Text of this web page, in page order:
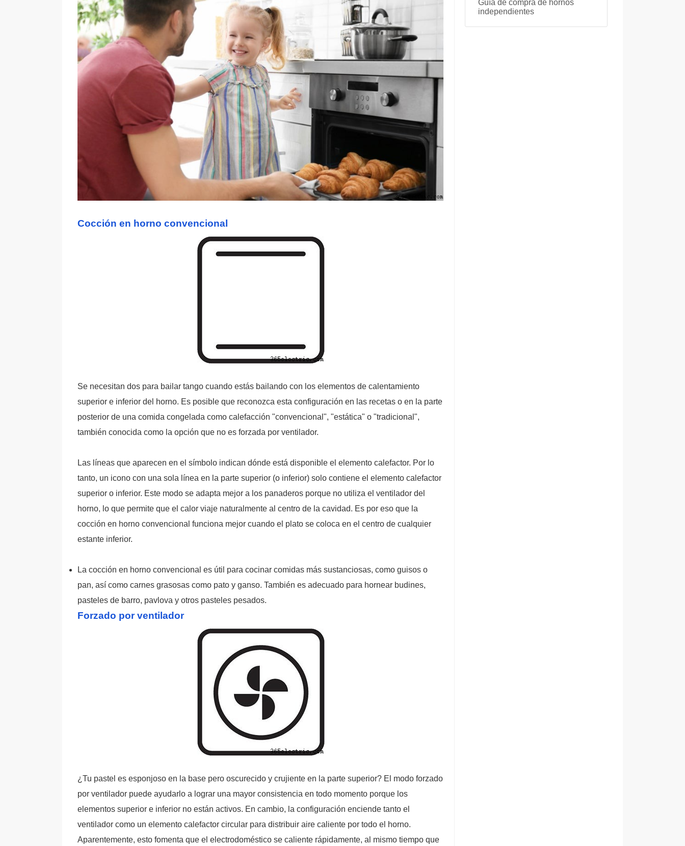
Cocción en horno convencional
Se necesitan dos para bailar tango cuando estás bailando con los elementos de calentamiento
superior e inferior del horno. Es posible que reconozca esta configuración en las recetas o en la parte
posterior de una comida congelada como calefacción "convencional", "estática" o "tradicional",
también conocida como la opción que no es forzada por ventilador.
Las líneas que aparecen en el símbolo indican dónde está disponible el elemento calefactor. Por lo
tanto, un icono con una sola línea en la parte superior (o inferior) solo contiene el elemento calefactor
superior o inferior. Este modo se adapta mejor a los panaderos porque no utiliza el ventilador del
horno, lo que permite que el calor viaje naturalmente al centro de la cavidad. Es por eso que la
cocción en horno convencional funciona mejor cuando el plato se coloca en el centro de cualquier
estante inferior.
La cocción en horno convencional es útil para cocinar comidas más sustanciosas, como guisos o
pan, así como carnes grasosas como pato y ganso. También es adecuado para hornear budines,
pasteles de barro, pavlova y otros pasteles pesados.
Forzado por ventilador
¿Tu pastel es esponjoso en la base pero oscurecido y crujiente en la parte superior? El modo forzado
por ventilador puede ayudarlo a lograr una mayor consistencia en todo momento porque los
elementos superior e inferior no están activos. En cambio, la configuración enciende tanto el
ventilador como un elemento calefactor circular para distribuir aire caliente por todo el horno.
Aparentemente, esto fomenta que el electrodoméstico se caliente rápidamente, al mismo tiempo que
Guía de compra de hornos
independientes